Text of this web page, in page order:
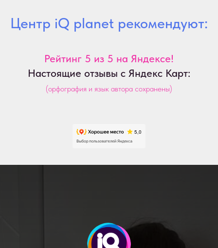
Центр iQ planet рекомендуют:
Рейтинг 5 из 5 на Яндексе!
Настоящие отзывы с Яндекс Карт:
(орфография и язык автора сохранены)